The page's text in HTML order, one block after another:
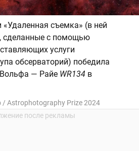
«Удаленная съемка» (в ней
сделанные с помощью
услуги
обсерваторий) победила
— Райе WR134 в
/ Astrophotography Prize 2024